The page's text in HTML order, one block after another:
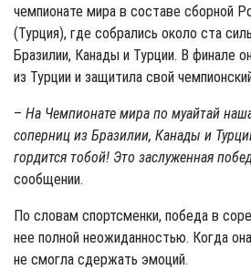
чемпионате мира в составе сборной
(Турция), где собрались около ста
Бразилии, Канады и Турции. В финале
из Турции и защитила свой
– На Чемпионате мира по муайтай
соперниц из Бразилии, Канады и
гордится тобой! Это заслуженная
сообщении.
По словам спортсменки, победа в
нее полной неожиданностью. Когда
не смогла сдержать эмоций.